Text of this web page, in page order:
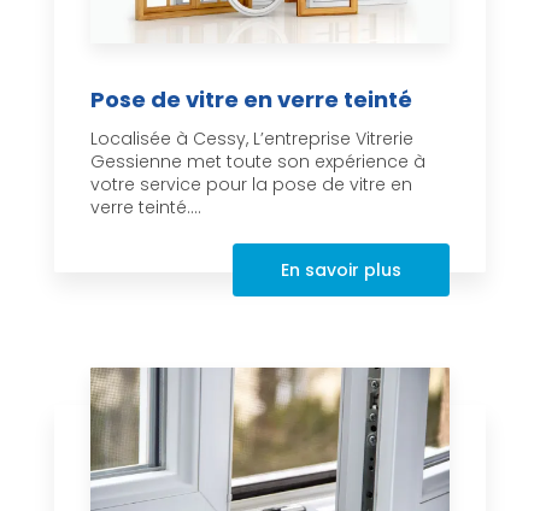
Pose de vitre en verre teinté
Localisée à Cessy, L’entreprise Vitrerie
Gessienne met toute son expérience à
votre service pour la pose de vitre en
verre teinté....
En savoir plus